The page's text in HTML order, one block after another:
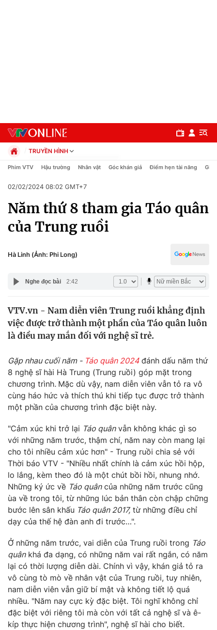
Chuyên mục
Chính trị
Pháp luật
Thế giới
Thế giới đó đây
Câu chuyện quốc tế
Kinh tế
Tài chính
Thị trường
Dữ liệu và đời sống
Phim VTV
Hậu trường
Nhân vật
Khán giả
Giải sao mai
Giải trí
Điện ảnh
Âm nhạc
Sao
Đời sống
Du lịch
Làm đẹp
Giáo dục
Tuyển sinh
Học trực tuyến
Công nghệ
Hitech Công nghệ tương lai
Sản phẩm
Thị trường
Tư vấn
Giao lưu trực tuyến
Lịch phát sóng
Chuyên mục khác
TRUYỀN HÌNH
Chính trị
Pháp luật
Kinh tế
Thể thao
Truyền hình
Y tế
Công nghệ
Phim VTV Hậu trường Nhân vật Góc khán giả Điểm hẹn tài năng Giải
02/02/2024 08:02 GMT+7
Năm thứ 8 tham gia Táo quân
của Trung ruồi
Hà Linh (Ảnh: Phi Long)
Nghe đọc bài 2:42
VTV.vn - Nam diễn viên Trung ruồi khẳng định
việc được trở thành một phần của Táo quân luôn
là điều may mắn đối với nghệ sĩ trẻ.
Gặp nhau cuối năm - Táo quân 2024đánh dấu năm thứ
8 nghệ sĩ hài Hà Trung (Trung ruồi) góp mặt trong
chương trình. Mặc dù vậy, nam diễn viên vẫn tỏ ra vô
cùng háo hức và thích thú khi tiếp tục được trở thành
một phần của chương trình đặc biệt này.
"Cảm xúc khi trở lại Táo quânvẫn không khác gì so
với những năm trước, thậm chí, năm nay còn mang lại
cho tôi nhiều cảm xúc hơn" - Trung ruồi chia sẻ với
Thời báo VTV - "Nhiều nhất chính là cảm xúc hồi hộp,
lo lắng, kèm theo đó là một chút bồi hồi, nhung nhớ.
Những ký ức về Táo quâncủa những năm trước cũng
ùa về trong tôi, từ những lúc bản thân còn chập chững
bước lên sân khấu Táo quân 2017, từ những điều chỉ
dạy của thế hệ đàn anh đi trước…".
Ở những năm trước, vai diễn của Trung ruồi trong Táo
quânkhá đa dạng, có những năm vai rất ngắn, có năm
lại có thời lượng diễn dài. Chính vì vậy, khán giả tỏ ra
vô cùng tò mò về nhân vật của Trung ruồi, tuy nhiên,
nam diễn viên vẫn giữ bí mật và không tiết lộ quá
nhiều. "Năm nay cực kỳ đặc biệt. Tôi nghĩ không chỉ
đặc biệt với riêng tôi mà còn với tất cả nghệ sĩ và ê-
kíp thực hiện chương trình", nghệ sĩ hài cho biết.